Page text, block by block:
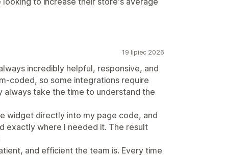
19 lipiec 2026
incredibly helpful, responsive, and
coded, so some integrations require
take the time to understand the
widget directly into my page code, and
exactly where I needed it. The result
and efficient the team is. Every time